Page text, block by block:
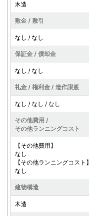
木造
敷金 / 敷引
なし / なし
保証金 / 償却金
なし / なし
礼金 / 権利金 / 造作譲渡
なし / なし / なし
その他費用 /
その他ランニングコスト
【その他費用】
なし
【その他ランニングコスト】
なし
建物構造
木造